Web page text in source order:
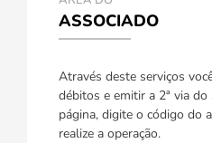
ASSOCIADO
Através deste serviços
débitos e emitir a 2ª via
página, digite o código do
realize a operação.